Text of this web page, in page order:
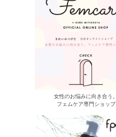
女性のお悩みに向き合う。
フェムケア専門ショップ